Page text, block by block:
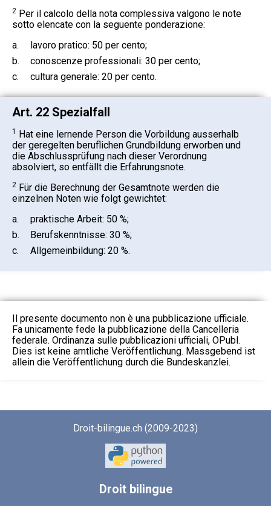
2 Per il calcolo della nota complessiva valgono le note
sotto elencate con la seguente ponderazione:
a.
lavoro pratico: 50 per cento;
b.
conoscenze professionali: 30 per cento;
c.
cultura generale: 20 per cento.
Art. 22 Spezialfall
1 Hat eine lernende Person die Vorbildung ausserhalb
der geregelten beruflichen Grundbildung erworben und
die Abschlussprüfung nach dieser Verordnung
absolviert, so entfällt die Erfahrungsnote.
2 Für die Berechnung der Gesamtnote werden die
einzelnen Noten wie folgt gewichtet:
a.
praktische Arbeit: 50 %;
b.
Berufskenntnisse: 30 %;
c.
Allgemeinbildung: 20 %.
Il presente documento non è una pubblicazione ufficiale.
Fa unicamente fede la pubblicazione della Cancelleria
federale. Ordinanza sulle pubblicazioni ufficiali, OPubl.
Dies ist keine amtliche Veröffentlichung. Massgebend ist
allein die Veröffentlichung durch die Bundeskanzlei.
Droit-bilingue.ch (2009-2023)
Droitbilingue